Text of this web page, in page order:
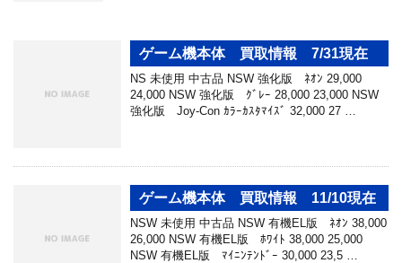
ゲーム機本体 買取情報 7/31現在
NS 未使用 中古品 NSW 強化版 ﾈｵﾝ 29,000
24,000 NSW 強化版 ｸﾞﾚｰ 28,000 23,000 NSW
強化版 Joy-Con ｶﾗｰｶｽﾀﾏｲｽﾞ 32,000 27 …
ゲーム機本体 買取情報 11/10現在
NSW 未使用 中古品 NSW 有機EL版 ﾈｵﾝ 38,000
26,000 NSW 有機EL版 ﾎﾜｲﾄ 38,000 25,000
NSW 有機EL版 ﾏｲﾆﾝﾃﾝﾄﾞｰ 30,000 23,5 …